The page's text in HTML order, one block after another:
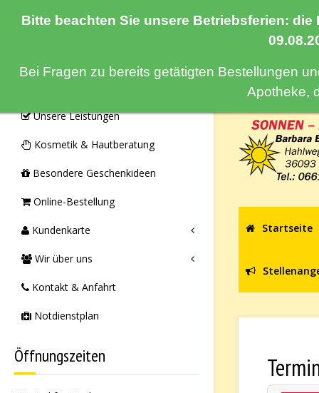
Bitte beachten Sie unsere Betriebsferien:
Bei Fragen zu bereits getätigten Bestellungen
Apotheke,
Unsere Leistungen
Kosmetik & Hautberatung
Besondere Geschenkideen
Online-Bestellung
Kundenkarte
Wir über uns
Kontakt & Anfahrt
Notdienstplan
Öffnungszeiten
Startseite